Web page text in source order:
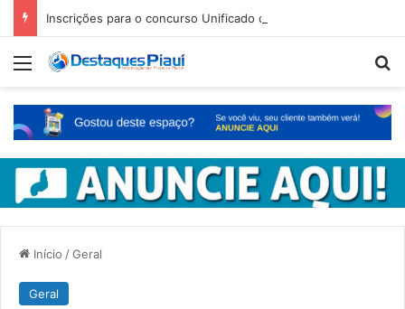
Menu
Início /Geral
Geral